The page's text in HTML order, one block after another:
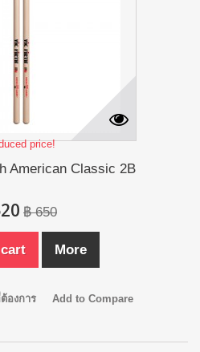
price!
American Classic 2B
฿ 650
More
องการ Add to Compare